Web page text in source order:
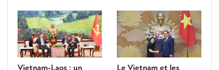
Vietnam-Laos : un
Le Vietnam et les